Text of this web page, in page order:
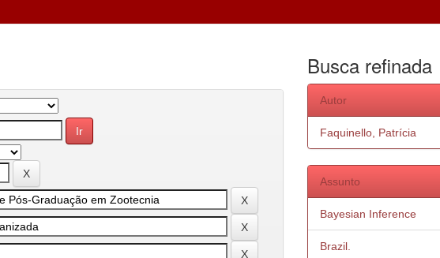
Busca refinada
Autor
Faquinello, Patrícia
Assunto
Bayesian Inference
Brazil.